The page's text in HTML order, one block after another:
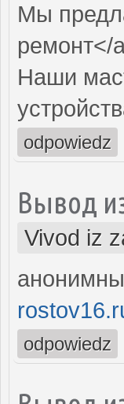
Мы
ремонт</
Наши
odpowiedz
Вывод
Vivod iz
odpowiedz